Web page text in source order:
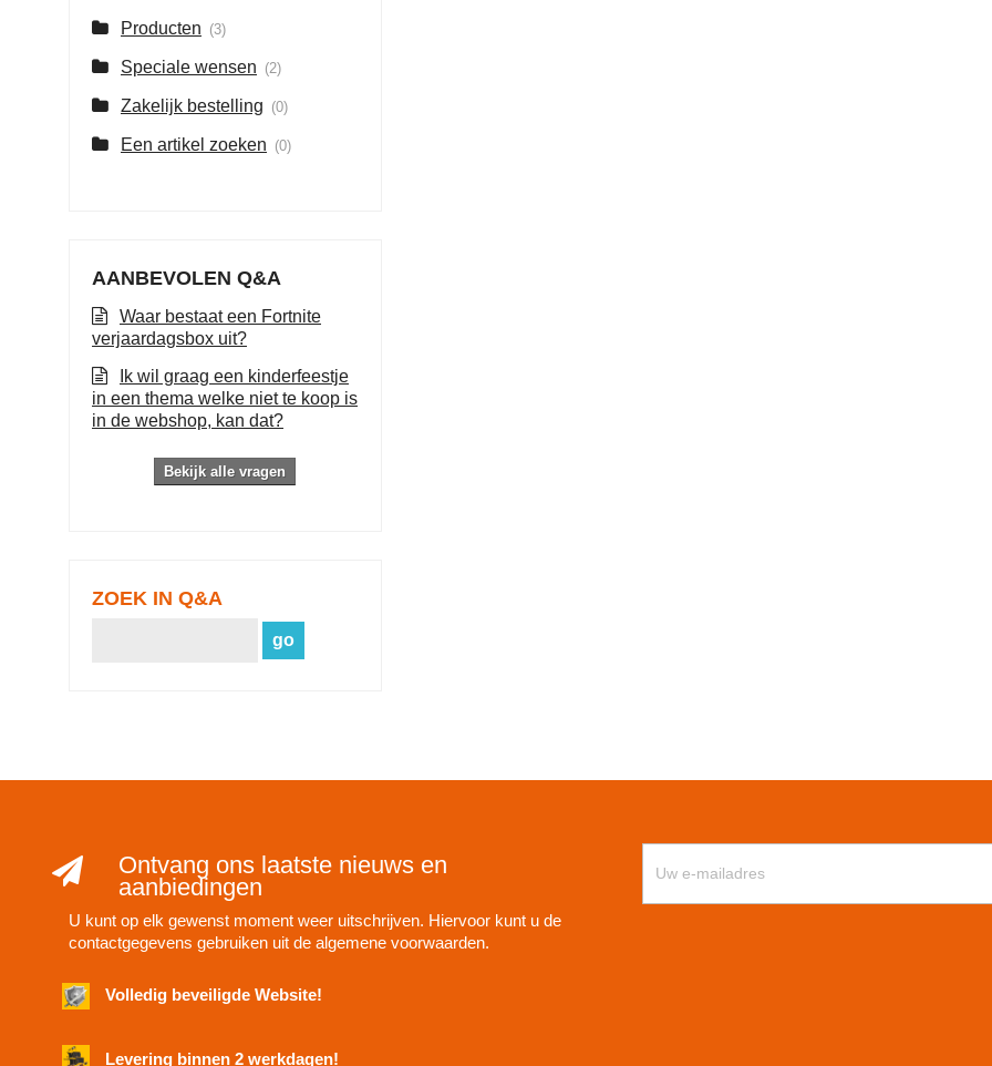
Producten (3)
Speciale wensen (2)
Zakelijk bestelling (0)
Een artikel zoeken (0)
AANBEVOLEN Q&A
Waar bestaat een Fortnite
verjaardagsbox uit?
Ik wil graag een kinderfeestje
in een thema welke niet te koop is
in de webshop, kan dat?
Bekijk alle vragen
ZOEK IN Q&A
Ontvang ons laatste nieuws en
aanbiedingen
U kunt op elk gewenst moment weer uitschrijven. Hiervoor kunt u de
contactgegevens gebruiken uit de algemene voorwaarden.
Volledig beveiligde Website!
Levering binnen 2 werkdagen!